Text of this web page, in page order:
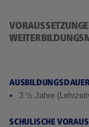
AUSBILDUNGSDAUER
3 ½ Jahre
SCHULISCHE